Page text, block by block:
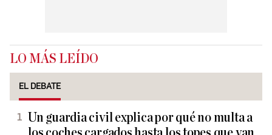
LO MÁS LEÍDO
EL DEBATE
Un guardia civil explica por qué no multa a